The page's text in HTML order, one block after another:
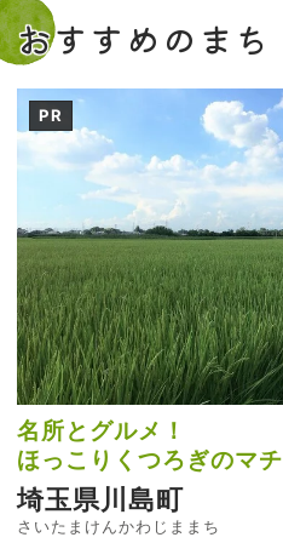
おすすめのまち
PR
名所とグルメ！
ほっこりくつろぎのマチ
埼玉県川島町
さいたまけんかわじままち